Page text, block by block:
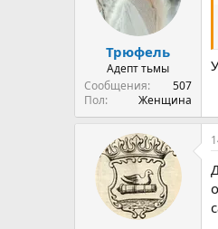
Трюфель
Адепт тьмы
Сообщения
507
Пол
Женщина